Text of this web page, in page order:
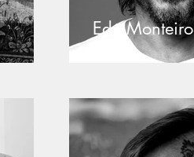
Edu Monteiro